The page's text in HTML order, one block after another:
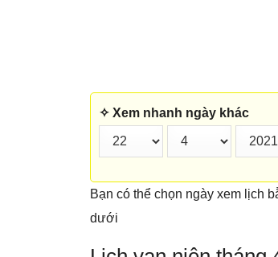
✧ Xem nhanh ngày khác
Bạn có thể chọn ngày xem lịch
dưới